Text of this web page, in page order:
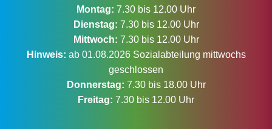
Montag: 7.30 bis 12.00 Uhr
Dienstag: 7.30 bis 12.00 Uhr
Mittwoch: 7.30 bis 12.00 Uhr
Hinweis: ab 01.08.2026 Sozialabteilung mittwochs
geschlossen
Donnerstag: 7.30 bis 18.00 Uhr
Freitag: 7.30 bis 12.00 Uhr